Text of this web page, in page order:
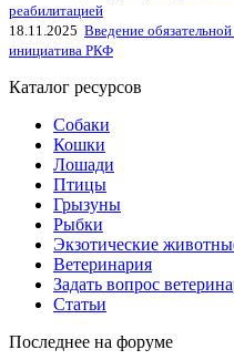
реабилитацией
18.11.2025 Введение
инициатива РКФ
Каталог ресурсов
Собаки
Кошки
Лошади
Птицы
Грызуны
Рыбки
Экзотические
Ветеринария
Задать вопрос
Статьи
Последнее на форуме